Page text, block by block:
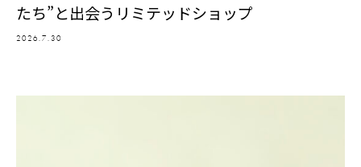
たち”と出会うリミテッドショップ
2026.7.30